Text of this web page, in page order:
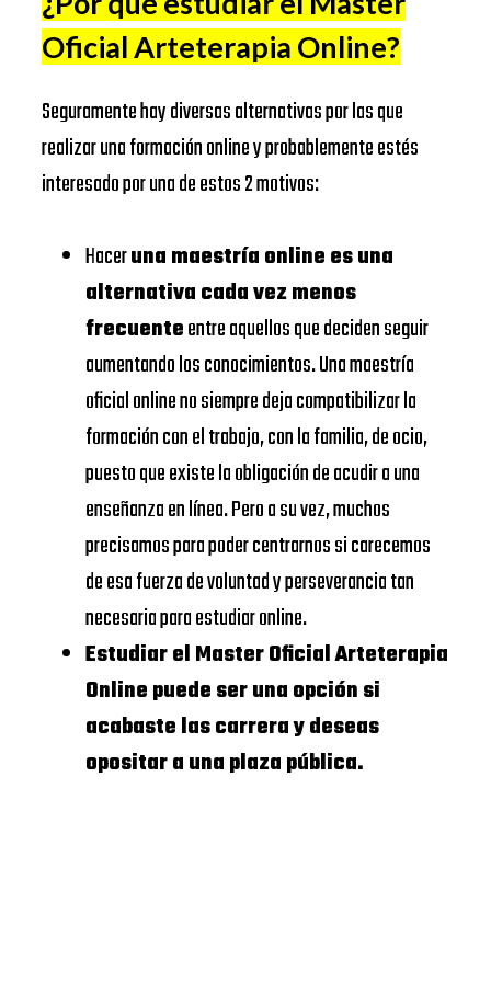
de Madrid
Universitat
de Barcelona
EADA
https://www.eada.edu/es/
EAE
School
URJC
Universidad
Rey Juan
Carlos
https://www.urjc.es/
VIU
Universidad
Internacional
de Valencia
https://
UDIMA https://www.udima.es/
Centros dónde
Master Oficial
Arteterapia
Online
IESE
SCHOOL
EADA
SCHOOL
UNIVERSIDAD
DE
NAVARRA –
SCHOOL
OF
ECONOMICS
AND
BUSINESS
UNIVERSIDAD
CALORS III
UNIVERSIDAD
Oficial Arteterapia Online?
Seguramente hay diversas alternativas por las que
realizar una formación online y probablemente estés
interesado por una de estos 2 motivos:
Haceruna maestría online es una
alternativa cada vez menos
frecuenteentre aquellos que deciden seguir
aumentando los conocimientos. Una maestría
oficial online no siempre deja compatibilizar la
formación con el trabajo, con la familia, de ocio,
puesto que existe la obligación de acudir a una
enseñanza en línea. Pero a su vez, muchos
precisamos para poder centrarnos si carecemos
de esa fuerza de voluntad y perseverancia tan
necesaria para estudiar online.
Estudiar el Master Oficial Arteterapia
Online puede ser una opción si
acabaste las carrera y deseas
opositar a una plaza pública.